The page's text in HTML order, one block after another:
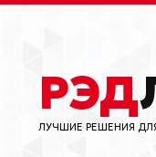
РЭД
ЛУЧШИЕ РЕШЕНИЯ